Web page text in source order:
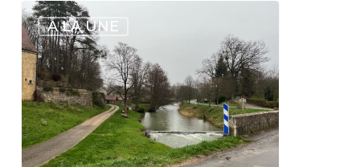
La
douceur
du
bord
des
rivières
…
A LA UNE